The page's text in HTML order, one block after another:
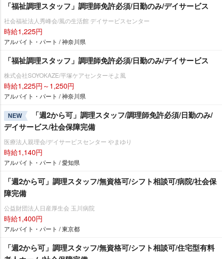
「福祉調理スタッフ」調理師免許必須/日勤のみ/デイサービス
社会福祉法人秀峰会/風の生活館 デイサービスセンター
時給1,225円
アルバイト・パート / 神奈川県
「福祉調理スタッフ」調理師免許必須/日勤のみ/デイサービス
株式会社SOYOKAZE/平塚ケアセンターそよ風
時給1,225円～1,250円
アルバイト・パート / 神奈川県
NEW
「週2から可」調理スタッフ/調理師免許必須/日勤のみ/
デイサービス/社会保障完備
医療法人親理会/デイサービスセンター やまゆり
時給1,140円
アルバイト・パート / 愛知県
「週2から可」調理スタッフ/無資格可/シフト相談可/病院/社会保
障完備
公益財団法人日産厚生会 玉川病院
時給1,400円
アルバイト・パート / 東京都
「週2から可」調理スタッフ/無資格可/シフト相談可/住宅型有料